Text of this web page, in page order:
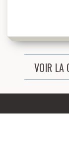
–
VOIR LA